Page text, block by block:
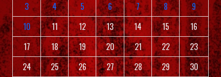
3
4 5 6 7 8
9
10
11 12 13 14 15
16
17
18 19 20 21 22
23
24
25 26 27 28 29
30